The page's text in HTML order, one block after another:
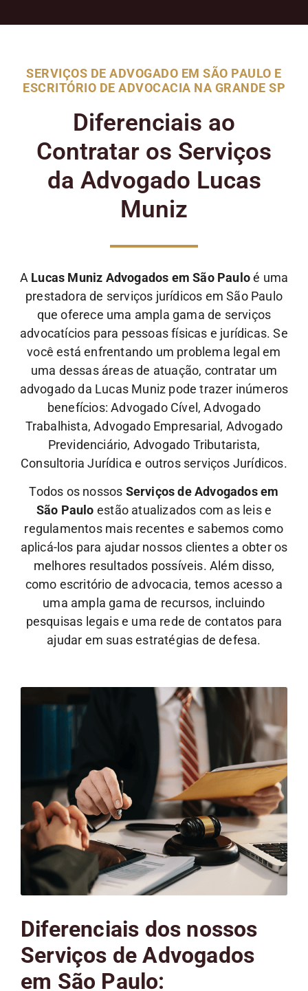
SERVIÇOS DE ADVOGADO EM SÃO PAULO E
ESCRITÓRIO DE ADVOCACIA NA GRANDE SP
Diferenciais ao
Contratar os Serviços
da Advogado Lucas
Muniz
A Lucas Muniz Advogados em São Pauloé uma
prestadora de serviços jurídicos em São Paulo
que oferece uma ampla gama de serviços
advocatícios para pessoas físicas e jurídicas. Se
você está enfrentando um problema legal em
uma dessas áreas de atuação, contratar um
advogado da Lucas Muniz pode trazer inúmeros
benefícios: Advogado Cível, Advogado
Trabalhista, Advogado Empresarial, Advogado
Previdenciário, Advogado Tributarista,
Consultoria Jurídica e outros serviços Jurídicos.
Todos os nossos Serviços de Advogados em
São Paulo estão atualizados com as leis e
regulamentos mais recentes e sabemos como
aplicá-los para ajudar nossos clientes a obter os
melhores resultados possíveis. Além disso,
como escritório de advocacia, temos acesso a
uma ampla gama de recursos, incluindo
pesquisas legais e uma rede de contatos para
ajudar em suas estratégias de defesa.
Diferenciais dos nossos
Serviços de Advogados
em São Paulo: